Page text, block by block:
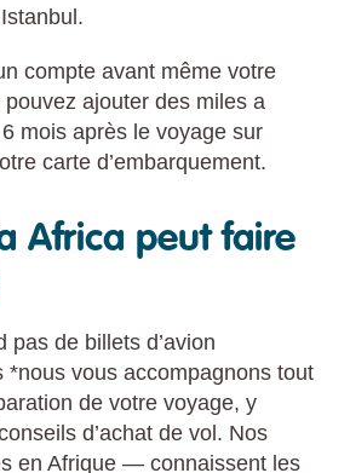
compte avant même votre
ajouter des miles a
mois après le voyage sur
carte d’embarquement.
Africa peut faire
pas de billets d’avion
*nous vous accompagnons tout
de votre voyage, y
d’achat de vol. Nos
en Afrique — connaissent les